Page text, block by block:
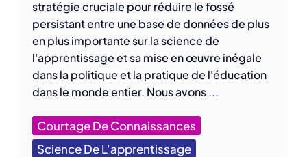
stratégie cruciale pour réduire le fossé
persistant entre une base de données de plus
en plus importante sur la science de
l'apprentissage et sa mise en œuvre inégale
dans la politique et la pratique de l'éducation
dans le monde entier. Nous avons...
Courtage De Connaissances
Science De L'apprentissage